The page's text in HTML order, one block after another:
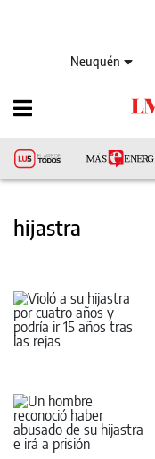
Neuquén
hijastra